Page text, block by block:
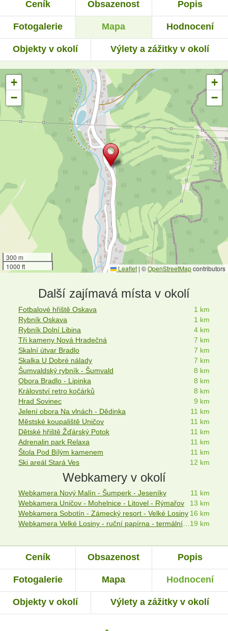
Ceník Obsazenost Popis
Fotogalerie Mapa Hodnocení
Objekty v okolí Výlety a zážitky v okolí
+
−
+
−
300 m
1000 ft
Leaflet | ©OpenStreetMapcontributors
Další zajímavá místa v okolí
Fotbalové hřiště Oskava
1 km
Rybník Oskava
1 km
Rybník Dolní Libina
4 km
Tři kameny Nová Hradečná
7 km
Skalní útvar Bradlo
7 km
Skalka U Dobré nálady
7 km
Šumvaldský rybník - Šumvald
8 km
Obora Bradlo - Lipinka
8 km
Království retro kočárků
8 km
Hrad Sovinec
9 km
Jelení obora Na vlnách - Dědinka
11 km
Městské koupaliště Uničov
11 km
Dětské hřiště Žďárský Potok
11 km
Adrenalin park Relaxa
11 km
Štola Pod Bílým kamenem
11 km
Ski areál Stará Ves
12 km
Webkamery v okolí
Webkamera Nový Malín - Šumperk - Jeseníky
11 km
Webkamera Uničov - Mohelnice - Litovel - Rýmařov
13 km
Webkamera Sobotín - Zámecký resort - Velké Losiny 16 km
19 km
Ceník Obsazenost Popis
Fotogalerie Mapa Hodnocení
Objekty v okolí Výlety a zážitky v okolí